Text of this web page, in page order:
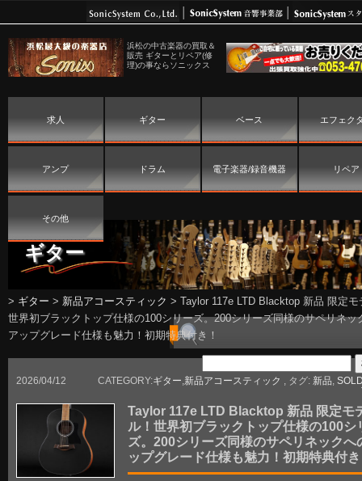
浜松の中古楽器の買取＆
販売 ギターとリペア(修
理)の事ならソニックス
求人 ギター ベース エフェク
アンプ ドラム 電子楽器/録音機器 リペア
その他
ギター
> ギター > 新品アコースティック > Taylor 117e LTD Blacktop 新品 限定モ
世界初ブラックトップ仕様の100シリーズ。200シリーズ同様のサペリネッ
アップグレード仕様も魅力！初期特典付き！
2026/04/12 CATEGORY:ギター 新品アコースティック , タグ: 新品
Taylor 117e LTD Blacktop 新品 限定モ
ル！世界初ブラックトップ仕様の100シ
ズ。200シリーズ同様のサペリネックへ
ップグレード仕様も魅力！初期特典付